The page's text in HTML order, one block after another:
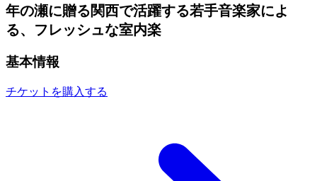
年の瀬に贈る関西で活躍する若手音楽家によ
る、フレッシュな室内楽
基本情報
チケットを購入する